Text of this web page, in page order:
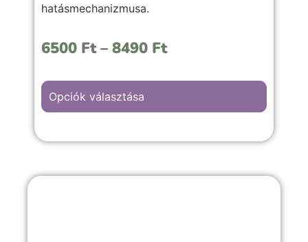
hatásmechanizmusa.
6500 Ft – 8490 Ft
Opciók választása